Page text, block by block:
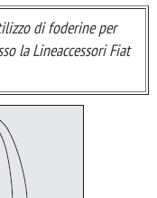
di foderine per
la Lineaccessori Fiat